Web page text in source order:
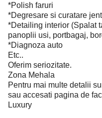
*Polish faruri
*Degresare si curatare
*Detailing interior (Spalat
panoplii usi, portbagaj,
*Diagnoza auto
Etc..
Oferim seriozitate.
Zona Mehala
Pentru mai multe detalii
sau accesati pagina de
Luxury